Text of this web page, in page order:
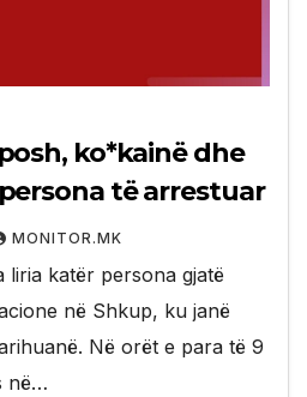
ko*kainë dhe
të arrestuar
MONITOR.MK
liria katër persona gjatë
në Shkup, ku janë
Në orët e para të 9
në…